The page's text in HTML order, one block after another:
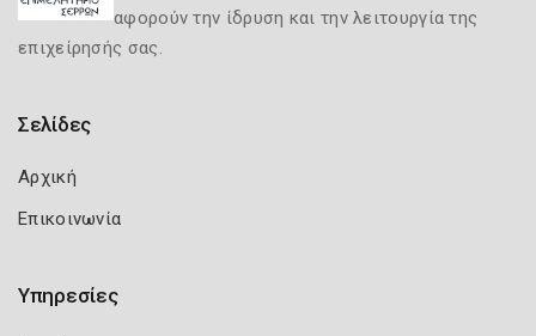
αφορούν την ίδρυση και την λειτουργία της
επιχείρησής σας.
Σελίδες
Αρχική
Επικοινωνία
Υπηρεσίες